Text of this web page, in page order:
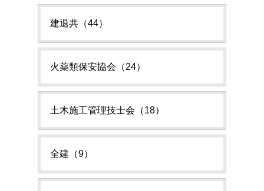
建退共（44）
火薬類保安協会（24）
土木施工管理技士会（18）
全建（9）